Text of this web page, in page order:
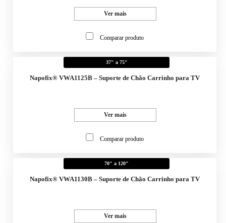
Ver mais
Comparar produto
37" a 75"
Napofix® VWA1125B – Suporte de Chão Carrinho para TV
Ver mais
Comparar produto
70" a 120"
Napofix® VWA1130B – Suporte de Chão Carrinho para TV
Ver mais